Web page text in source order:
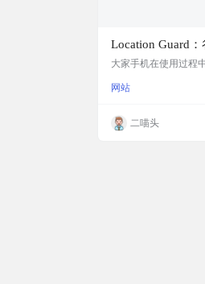
Location Guard
真实位置插件
大家手机在使用过程
其实还好，因为你可
细想想有多少网页是
网站都在悄无声息的
网站
二喵头